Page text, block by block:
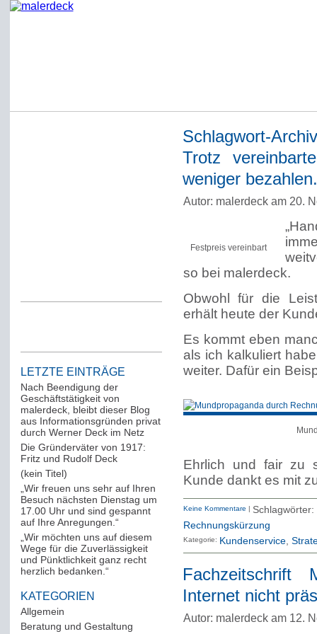
LETZTE EINTRÄGE
Nach Beendigung der
Geschäftstätigkeit von
malerdeck, bleibt dieser Blog
aus Informationsgründen privat
durch Werner Deck im Netz
Die Gründerväter von 1917:
Fritz und Rudolf Deck
(kein Titel)
„Wir freuen uns sehr auf Ihren
Besuch nächsten Dienstag um
17.00 Uhr und sind gespannt
auf Ihre Anregungen.“
„Wir möchten uns auf diesem
Wege für die Zuverlässigkeit
und Pünktlichkeit ganz recht
herzlich bedanken.“
KATEGORIEN
Allgemein
Beratung und Gestaltung
Schlagwort-
Trotz
weniger
Autor: malerdeck am 20.
Festpreis vereinbart
so bei malerdeck.
Obwohl für die
erhält heute der
Es kommt eben
als ich kalkuliert
weiter. Dafür ein
Ehrlich und fair zu
Kunde dankt es mit
Keine Kommentare |
Rechnungskürzung
Kategorie: Kundenservice
Fachzeitschrift
Internet nicht
Autor: malerdeck am 12.